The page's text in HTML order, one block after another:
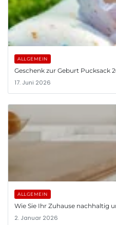
ALLGEMEIN
Geschenk zur Geburt Pucksack
17. Juni 2026
ALLGEMEIN
Wie Sie Ihr Zuhause nachhaltig
2. Januar 2026